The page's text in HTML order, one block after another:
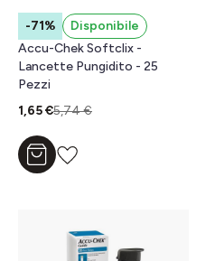
-71%
Disponibile
Accu-Chek Softclix -
Lancette Pungidito - 25
Pezzi
1,65 €5,74 €
Aggiungi al carrello